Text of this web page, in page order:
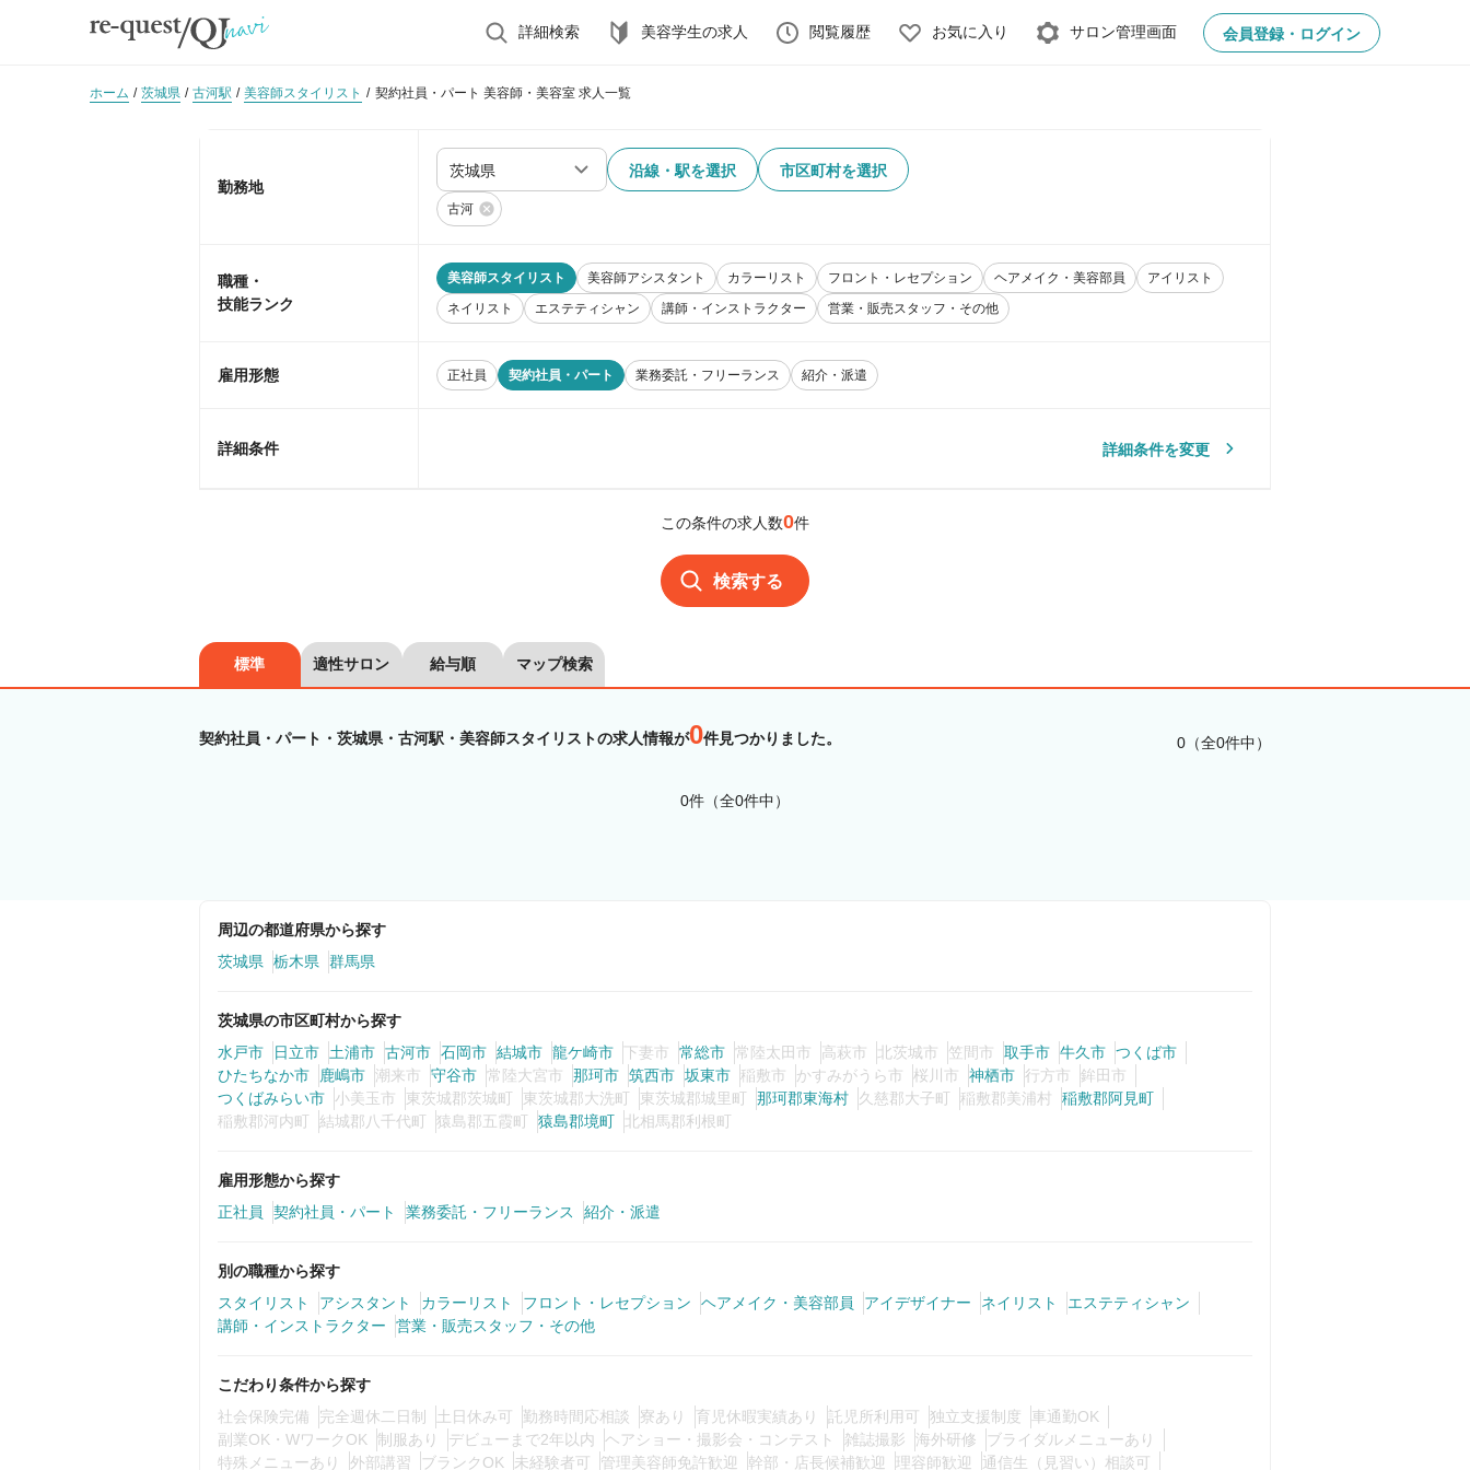
詳細検索 美容学生の求人 閲覧履歴 お気に入り サロン管理画面 会員登録・ログイン
ホーム 茨城県 古河駅 美容師スタイリスト 契約社員・パート 美容師・美容室 求人一覧
勤務地
沿線・駅を選択 市区町村を選択
古河
職種・
技能ランク
美容師スタイリスト 美容師アシスタント カラーリスト フロント・レセプション ヘアメイク・美容部員
アイリスト
ネイリスト
エステティシャン 講師・インストラクター 営業・販売スタッフ・その他
雇用形態 正社員 契約社員・パート 業務委託・フリーランス 紹介・派遣
詳細条件 詳細条件を変更
この条件の求人数0件
検索する
標準 適性サロン 給与順 マップ検索
契約社員・パート・茨城県・古河駅・美容師スタイリストの求人情報が0件見つかりました。 0（全0件中）
0件（全0件中）
周辺の都道府県から探す
茨城県
栃木県 群馬県
茨城県の市区町村から探す
水戸市
日立市 土浦市 古河市 石岡市 結城市 龍ケ崎市 下妻市 常総市 常陸太田市 高萩市 北茨城市 笠間市 取手市 牛久市 つくば市
ひたちなか市
鹿嶋市 潮来市 守谷市 常陸大宮市 那珂市 筑西市 坂東市 稲敷市 かすみがうら市 桜川市 神栖市 行方市
鉾田市
つくばみらい市 小美玉市 東茨城郡茨城町 東茨城郡大洗町 東茨城郡城里町 那珂郡東海村 久慈郡大子町 稲敷郡美浦村
稲敷郡阿見町
稲敷郡河内町
結城郡八千代町 猿島郡五霞町 猿島郡境町 北相馬郡利根町
雇用形態から探す
正社員
契約社員・パート 業務委託・フリーランス 紹介・派遣
別の職種から探す
スタイリスト
アシスタント カラーリスト フロント・レセプション ヘアメイク・美容部員 アイデザイナー ネイリスト
エステティシャン
講師・インストラクター
営業・販売スタッフ・その他
こだわり条件から探す
社会保険完備
完全週休二日制 土日休み可 勤務時間応相談 寮あり 育児休暇実績あり 託児所利用可 独立支援制度
車通勤OK
副業OK・WワークOK
制服あり デビューまで2年以内 ヘアショー・撮影会・コンテスト 雑誌撮影 海外研修
ブライダルメニューあり
特殊メニューあり
外部講習 ブランクOK 未経験者可 管理美容師免許歓迎 幹部・店長候補歓迎 理容師歓迎 通信生（見習い）相談可